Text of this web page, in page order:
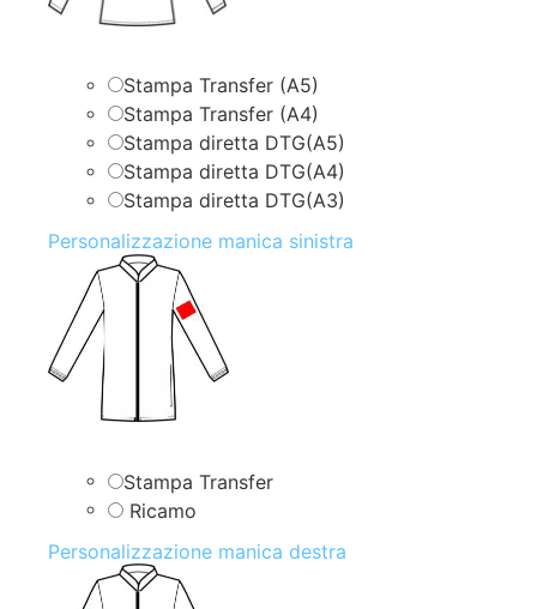
Stampa Transfer (A5)
Stampa Transfer (A4)
Stampa diretta DTG(A5)
Stampa diretta DTG(A4)
Stampa diretta DTG(A3)
Personalizzazione manica sinistra
Stampa Transfer
Ricamo
Personalizzazione manica destra